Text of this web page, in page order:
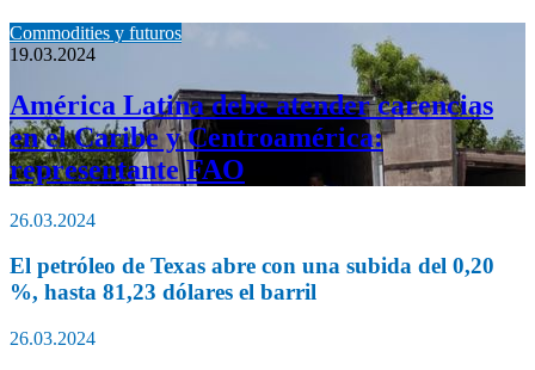
Commodities y futuros
19.03.2024
América Latina debe atender carencias
en el Caribe y Centroamérica:
representante FAO
26.03.2024
El petróleo de Texas abre con una subida del 0,20
%, hasta 81,23 dólares el barril
26.03.2024